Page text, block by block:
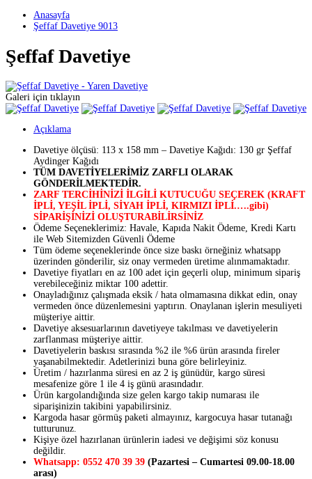
Anasayfa
Şeffaf Davetiye 9013
Şeffaf Davetiye
Galeri için tıklayın
Açıklama
Davetiye ölçüsü: 113 x 158 mm – Davetiye Kağıdı: 130 gr Şeffaf
Aydinger Kağıdı
TÜM DAVETİYELERİMİZ ZARFLI OLARAK
GÖNDERİLMEKTEDİR.
ZARF TERCİHİNİZİ İLGİLİ KUTUCUĞU SEÇEREK (KRAFT
İPLİ, YEŞİL İPLİ, SİYAH İPLİ, KIRMIZI İPLİ.….gibi)
SİPARİŞİNİZİ OLUŞTURABİLİRSİNİZ
Ödeme Seçeneklerimiz: Havale, Kapıda Nakit Ödeme, Kredi Kartı
ile Web Sitemizden Güvenli Ödeme
Tüm ödeme seçeneklerinde önce size baskı örneğiniz whatsapp
üzerinden gönderilir, siz onay vermeden üretime alınmamaktadır.
Davetiye fiyatları en az 100 adet için geçerli olup, minimum sipariş
verebileceğiniz miktar 100 adettir.
Onayladığınız çalışmada eksik / hata olmamasına dikkat edin, onay
vermeden önce düzenlemesini yaptırın. Onaylanan işlerin mesuliyeti
müşteriye aittir.
Davetiye aksesuarlarının davetiyeye takılması ve davetiyelerin
zarflanması müşteriye aittir.
Davetiyelerin baskısı sırasında %2 ile %6 ürün arasında fireler
yaşanabilmektedir. Adetlerinizi buna göre belirleyiniz.
Üretim / hazırlanma süresi en az 2 iş günüdür, kargo süresi
mesafenize göre 1 ile 4 iş günü arasındadır.
Ürün kargolandığında size gelen kargo takip numarası ile
siparişinizin takibini yapabilirsiniz.
Kargoda hasar görmüş paketi almayınız, kargocuya hasar tutanağı
tutturunuz.
Kişiye özel hazırlanan ürünlerin iadesi ve değişimi söz konusu
değildir.
Whatsapp: 0552 470 39 39 (Pazartesi – Cumartesi 09.00-18.00
arası)